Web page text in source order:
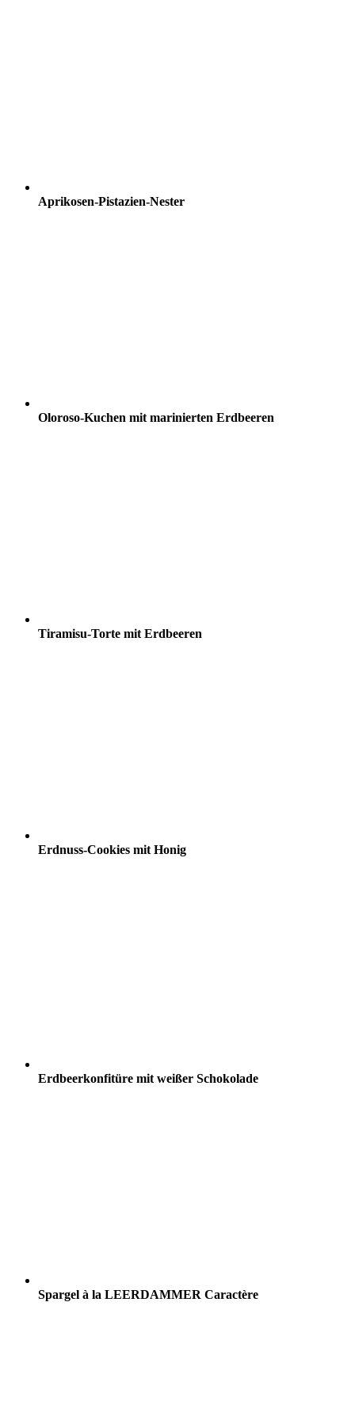
Aprikosen-Pistazien-Nester
Oloroso-Kuchen mit marinierten Erdbeeren
Tiramisu-Torte mit Erdbeeren
Erdnuss-Cookies mit Honig
Erdbeerkonfitüre mit weißer Schokolade
Spargel à la LEERDAMMER Caractère